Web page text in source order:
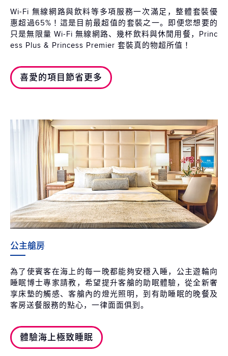
Wi-Fi 無線網路與飲料等多項服務一次滿足，整體套裝優
惠超過65%！這是目前最超值的套裝之一。即便您想要的
只是無限量 Wi-Fi 無線網路、幾杯飲料與休閒用餐，Princ
ess Plus & Princess Premier 套裝真的物超所值！
喜愛的項目節省更多
公主艙房
為了使賓客在海上的每一晚都能夠安穩入睡，公主遊輪向
睡眠博士專家請教，希望提升客艙的助眠體驗，從全新奢
享床墊的觸感、客艙內的燈光照明，到有助睡眠的晚餐及
客房送餐服務的點心，一律面面俱到。
體驗海上極致睡眠